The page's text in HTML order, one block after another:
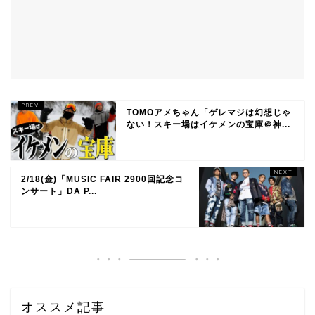
TOMOアメちゃん「ゲレマジは幻想じゃ
ない！スキー場はイケメンの宝庫＠神...
2/18(金)「MUSIC FAIR 2900回記念コ
ンサート」DA P...
オススメ記事